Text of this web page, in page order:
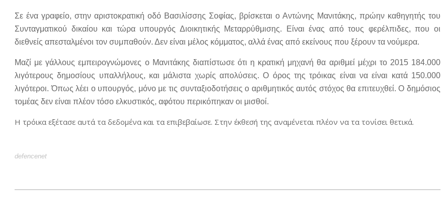
Σε ένα γραφείο, στην αριστοκρατική οδό Βασιλίσσης Σοφίας, βρίσκεται ο Αντώνης Μανιτάκης, πρώην καθηγητής του
Συνταγματικού δικαίου και τώρα υπουργός Διοικητικής Μεταρρύθμισης. Είναι ένας από τους φερέλπιδες, που οι
διεθνείς απεσταλμένοι τον συμπαθούν. Δεν είναι μέλος κόμματος, αλλά ένας από εκείνους που ξέρουν τα νούμερα.
Μαζί με γάλλους εμπειρογνώμονες ο Μανιτάκης διαπίστωσε ότι η κρατική μηχανή θα αριθμεί μέχρι το 2015 184.000
λιγότερους δημοσίους υπαλλήλους, και μάλιστα χωρίς απολύσεις. Ο όρος της τρόικας είναι να είναι κατά 150.000
λιγότεροι. Όπως λέει ο υπουργός, μόνο με τις συνταξιοδοτήσεις ο αριθμητικός αυτός στόχος θα επιτευχθεί. Ο δημόσιος
τομέας δεν είναι πλέον τόσο ελκυστικός, αφότου περικόπηκαν οι μισθοί.
Η τρόικα εξέτασε αυτά τα δεδομένα και τα επιβεβαίωσε. Στην έκθεσή της αναμένεται πλέον να τα τονίσει θετικά.
defencenet